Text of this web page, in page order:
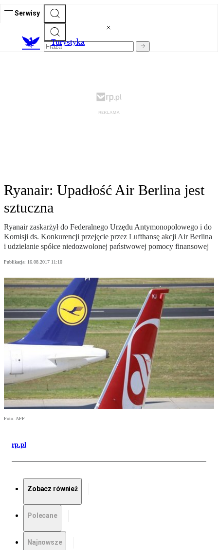
Serwisy
Turystyka
Ryanair: Upadłość Air Berlina jest
sztuczna
Ryanair zaskarżył do Federalnego Urzędu Antymonopolowego i do
Komisji ds. Konkurencji przejęcie przez Lufthansę akcji Air Berlina
i udzielanie spółce niedozwolonej państwowej pomocy finansowej
Publikacja: 16.08.2017 11:10
Foto: AFP
rp.pl
Zobacz również
Polecane
Najnowsze